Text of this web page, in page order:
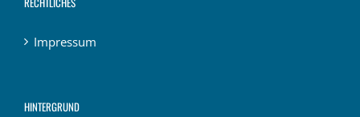
Impressum
HINTERGRUND